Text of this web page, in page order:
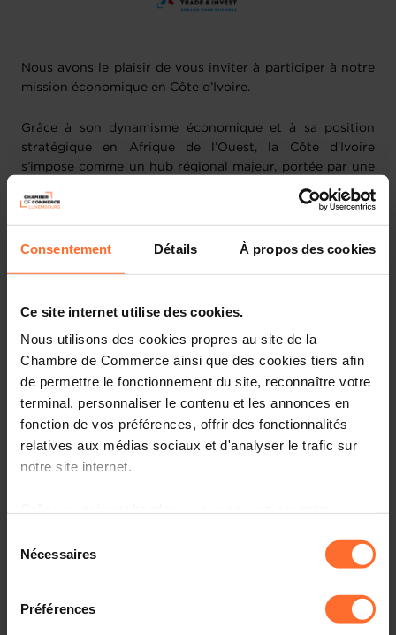
Consentement Détails À propos des cookies
Ce site internet utilise des cookies.
Nous utilisons des cookies propres au site de la
Chambre de Commerce ainsi que des cookies tiers afin
de permettre le fonctionnement du site, reconnaître votre
terminal, personnaliser le contenu et les annonces en
fonction de vos préférences, offrir des fonctionnalités
relatives aux médias sociaux et d'analyser le trafic sur
notre site internet.
à l’exception des cookies strictement nécessaires au
fonctionnement du site. Une description des différents
cookies est accessible sous l’onglet « Détails » ci-
dessus.
Nécessaires
Préférences
Nous avons le plaisir de vous inviter à participer à notre
mission économique en Côte d’Ivoire.
Grâce à son dynamisme économique et à sa position
stratégique en Afrique de l’Ouest, la Côte d’Ivoire
s’impose comme un hub régional majeur, portée par une
Plan national de
développement 2026-2030
qui vise à hisser le pays au
rang des nations à revenu intermédiaire supérieur.
dans des secteurs clés tels que les
industrielle.établir des contacts de haut niveau et se
positionner sur un marché en pleine expansion.
La mission se déroulera à Abidjan, capitale économique
du pays et véritable point d’ancrage stratégique pour les
entreprises luxembourgeoises souhaitant renforcer leur
présence dans la région. Les participants pourront
Dates :8 - 11 novembre 2026